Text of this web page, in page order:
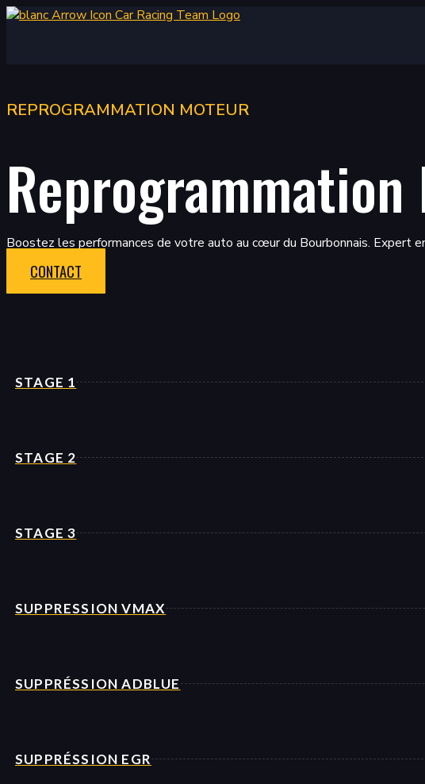
Aller
REPROGRAMMATION MOTEUR
Boostez les performances de votre auto au cœur du Bourbonnais. Expert
CONTACT
STAGE 1
STAGE 2
STAGE 3
SUPPRESSION VMAX
SUPPRÉSSION ADBLUE
SUPPRÉSSION EGR